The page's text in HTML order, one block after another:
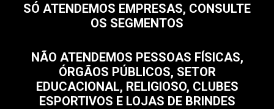
SÓ ATENDEMOS EMPRESAS, CONSULTE
OS SEGMENTOS
NÃO ATENDEMOS PESSOAS FÍSICAS,
ÓRGÃOS PÚBLICOS, SETOR
EDUCACIONAL, RELIGIOSO, CLUBES
ESPORTIVOS E LOJAS DE BRINDES